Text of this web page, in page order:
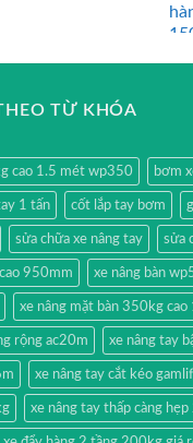
TỪ KHÓA
cao 1.5 mét wp350 bơm
1 tấn cốt lắp tay bơm
sửa chữa xe nâng tay sửa
950mm xe nâng bàn
xe nâng mặt bàn 350kg cao
rộng ac20m xe nâng tay
xe nâng tay cắt kéo
xe nâng tay thấp càng